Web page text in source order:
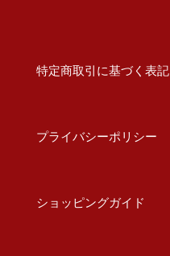
特定商取引に基づく表記
プライバシーポリシー
ショッピングガイド